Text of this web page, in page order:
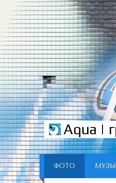
Aqua |
ФОТО